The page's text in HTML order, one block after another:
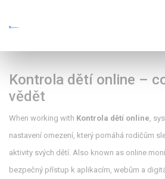
Kontrola dětí online –
vědět
When working with Kontrola dětí online,
nastavení omezení, který pomáhá rodičům
aktivity svých dětí. Also known as online
bezpečný přístup k aplikacím, webům a